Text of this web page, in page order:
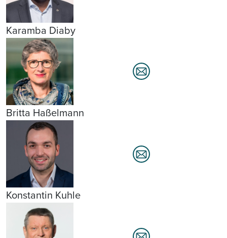
Karamba Diaby
Britta Haßelmann
Konstantin Kuhle